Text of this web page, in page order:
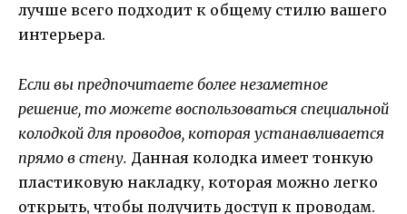
лучше всего подходит к общему стилю вашего
интерьера.
Если вы предпочитаете более незаметное
решение, то можете воспользоваться специальной
колодкой для проводов, которая устанавливается
прямо в стену. Данная колодка имеет тонкую
пластиковую накладку, которая можно легко
открыть, чтобы получить доступ к проводам.